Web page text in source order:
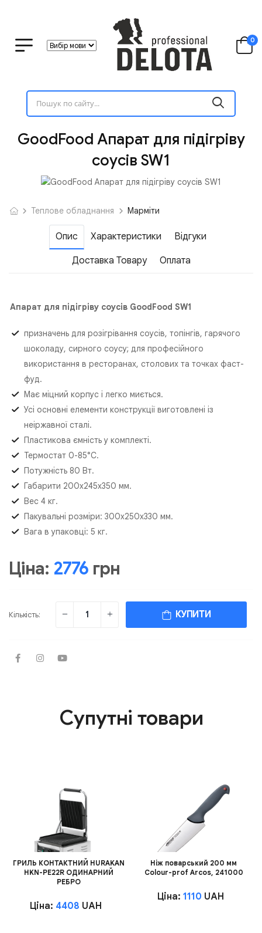
0
GoodFood Апарат для підігріву
соусів SW1
Теплове обладнання Марміти
Опис Характеристики Відгуки
Доставка Товару Оплата
Апарат для підігріву соусів GoodFood SW1
призначень для розігрівання соусів, топінгів, гарячого
шоколаду, сирного соусу; для професійного
використання в ресторанах, столових та точках фаст-
фуд.
Має міцний корпус і легко миється.
Усі основні елементи конструкції виготовлені із
неіржавної сталі.
Пластикова ємність у комплекті.
Термостат 0-85°С.
Потужність 80 Вт.
Габарити 200х245х350 мм.
Вес 4 кг.
Пакувальні розміри: 300х250х330 мм.
Вага в упаковці: 5 кг.
Ціна: 2776 грн
Кількість: КУПИТИ
Супутні товари
ГРИЛЬ КОНТАКТНИЙ HURAKAN
HKN-PE22R ОДИНАРНИЙ
РЕБРО
Ціна: 4408 UAH
Ніж поварський 200 мм
Сolour-prof Arcos, 241000
Ціна: 1110 UAH